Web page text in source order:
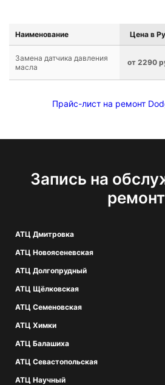
Наименование Цена в
Замена датчика давления
масла
от 2290
Прайс-лист на ремонт
Запись на
ремонт
АТЦ Дмитровка
АТЦ Новоясеневская
АТЦ Долгопрудный
АТЦ Щёлковская
АТЦ Семеновская
АТЦ Химки
АТЦ Балашиха
АТЦ Севастопольская
АТЦ Научный